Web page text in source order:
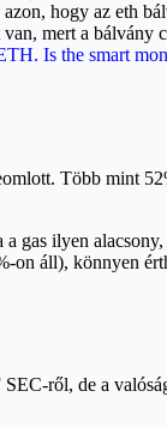
hogy az eth
mert a bálvány
Is the smart
Több mint
gas ilyen
on áll), könnyen
ről, de a